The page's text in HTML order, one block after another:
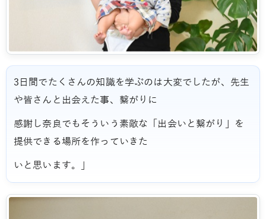
3日間でたくさんの知識を学ぶのは大変でしたが、先生
や皆さんと出会えた事、繋がりに
感謝し奈良でもそういう素敵な「出会いと繋がり」を
提供できる場所を作っていきた
いと思います。」